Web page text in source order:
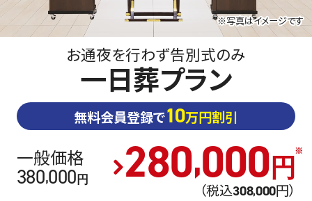
※写真はイメージです
お通夜を行わず告別式のみ
一日葬プラン
無料会員登録で10万円割引
一般価格
380,000 円 280,000 円
（税込308,000円）